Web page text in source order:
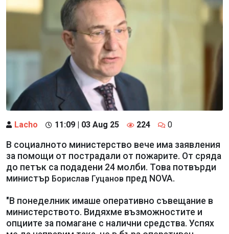
Lacho 11:09 | 03 Aug 25 224 0
В социалното министерство вече има заявления
за помощи от пострадали от пожарите. От сряда
до петък са подадени 24 молби. Това потвърди
министър Борислав Гуцанов пред NOVA.
"В понеделник имаше оперативно съвещание в
министерството. Видяхме възможностите и
опциите за помагане с налични средства. Успях